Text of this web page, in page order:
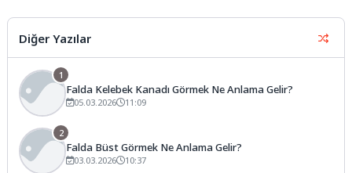
Diğer Yazılar
1
Falda Kelebek Kanadı Görmek Ne Anlama Gelir?
05.03.2026 11:09
2
Falda Büst Görmek Ne Anlama Gelir?
03.03.2026 10:37